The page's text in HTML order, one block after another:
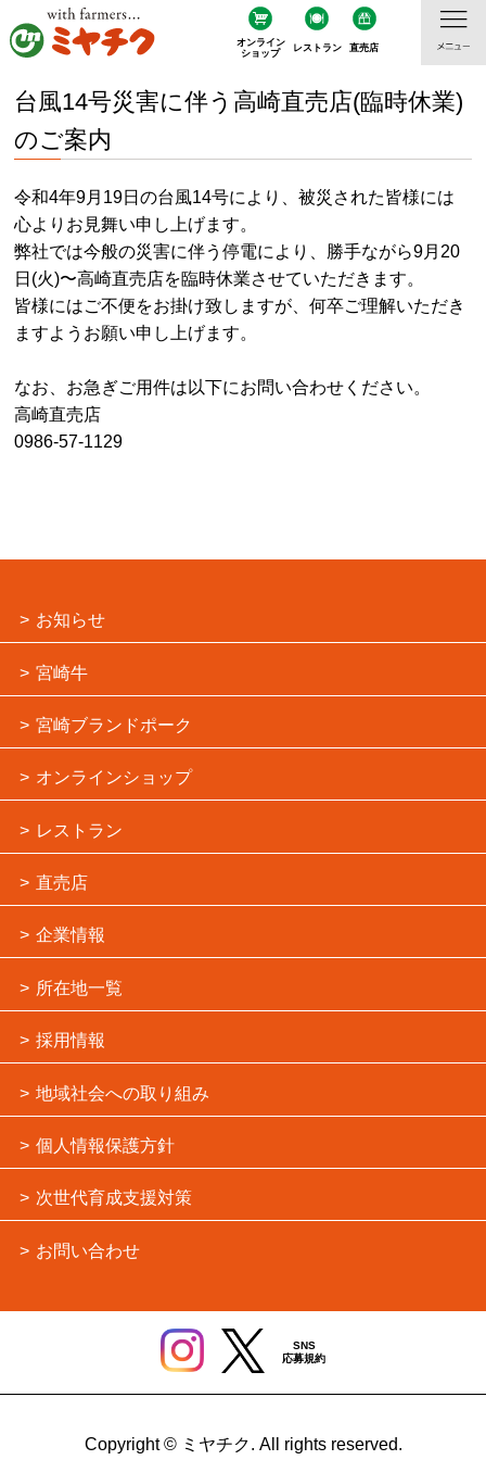
オンライン
ショップ
レストラン 直売店
台風14号災害に伴う高崎直売店(臨時休業)
のご案内
令和4年9月19日の台風14号により、被災された皆様には
心よりお見舞い申し上げます。
弊社では今般の災害に伴う停電により、勝手ながら9月20
日(火)〜高崎直売店を臨時休業させていただきます。
皆様にはご不便をお掛け致しますが、何卒ご理解いただき
ますようお願い申し上げます。
なお、お急ぎご用件は以下にお問い合わせください。
高崎直売店
0986-57-1129
お知らせ
宮崎牛
宮崎ブランドポーク
オンラインショップ
レストラン
直売店
企業情報
所在地一覧
採用情報
地域社会への取り組み
個人情報保護方針
次世代育成支援対策
お問い合わせ
SNS
応募規約
Copyright © ミヤチク. All rights reserved.